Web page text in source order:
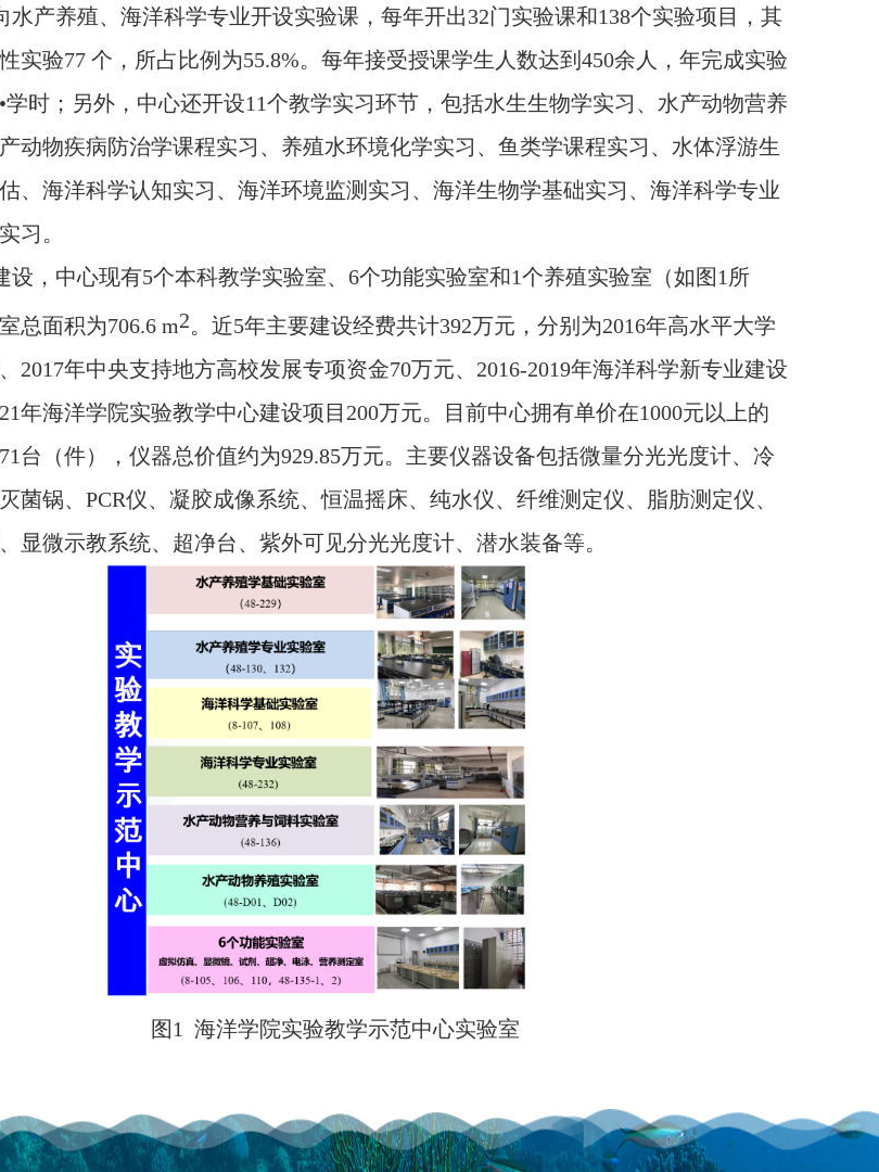
水产养殖、海洋科学专业开设实验课，每年开出32门实验课和138个实验项目，其
实验77 个，所占比例为55.8%。每年接受授课学生人数达到 450余人，年完成实验
学时；另外，中心还开设11个教学实习环节，包括水生生物学实习、水产动物营养
动物疾病防治学课程实习、养殖水环境化学实习、鱼类学课程实习、水体浮游生
、海洋科学认知实习、海洋环境监测实习、海洋生物学基础实习、海洋科学专业
习。
设，中心现有5个本科教学实验室、6个功能实验室和1个养殖实验室 （如图1 所
总面积为706.6 m2。近5年主要建设经费共计392万元，分别为2016年高水平大学
2017年中央支持地方高校发展专项资金70万元、 2016-2019年海洋科学新专业建设
年海洋学院实验教学中心建设项目 200万元。目前中心拥有单价在1000元以上的
台（件），仪器总价值约为929.85万元。主要仪器设备包括微量分光光度计、冷
菌锅、 PCR仪、凝胶成像系统、恒温摇床、纯水仪、纤维测定仪、脂肪测定仪、
显微示教系统、超净台、紫外可见分光光度计、潜水装备等。
图1海洋学院实验教学示范中心实验室